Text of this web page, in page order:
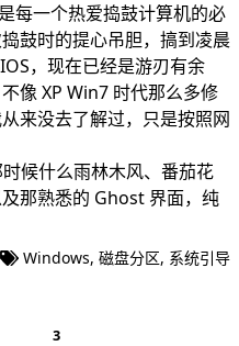
每一个热爱捣鼓计算机的必
鼓时的提心吊胆，搞到凌晨
，现在已经是游刃有余
像 XP Win7 时代那么多修
来没去了解过，只是按照网
候什么雨林木风、番茄花
那熟悉的 Ghost 界面，纯
Windows, 磁盘分区, 系统引导
3